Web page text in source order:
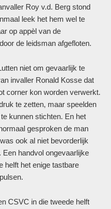
Roy v.d. Berg stond
leek het hem wel te
op appèl van de
de leidsman afgefloten.
niet om gevaarlijk te
invaller Ronald Kosse dat
corner kon worden verwerkt.
te zetten, maar speelden
kunnen stichten. En het
gesproken de man
ook al niet bevorderlijk
handvol ongevaarlijke
helft het enige tastbare
CSVC in die tweede helft